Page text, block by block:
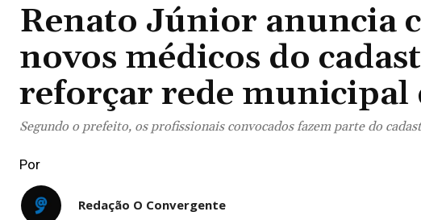
Renato Júnior anuncia
novos médicos do
reforçar rede municipal
Segundo o prefeito, os profissionais convocados fazem parte do
Por
Redação O Convergente